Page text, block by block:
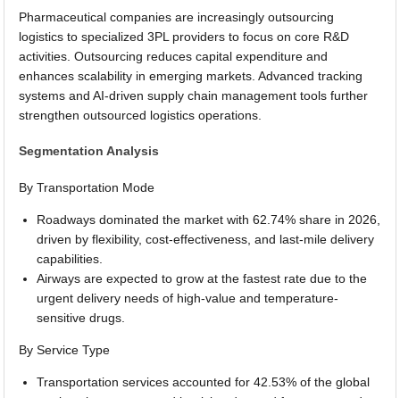
Pharmaceutical companies are increasingly outsourcing
logistics to specialized 3PL providers to focus on core R&D
activities. Outsourcing reduces capital expenditure and
enhances scalability in emerging markets. Advanced tracking
systems and AI-driven supply chain management tools further
strengthen outsourced logistics operations.
Segmentation Analysis
By Transportation Mode
Roadways dominated the market with 62.74% share in 2026,
driven by flexibility, cost-effectiveness, and last-mile delivery
capabilities.
Airways are expected to grow at the fastest rate due to the
urgent delivery needs of high-value and temperature-
sensitive drugs.
By Service Type
Transportation services accounted for 42.53% of the global